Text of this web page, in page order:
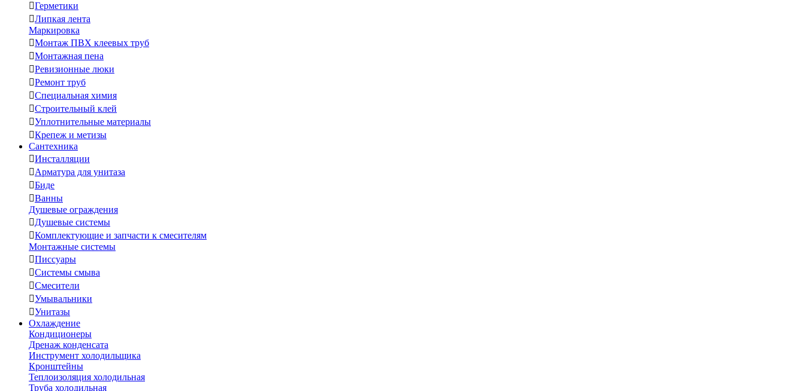
Герметики
Липкая лента
Маркировка
Монтаж ПВХ клеевых труб
Монтажная пена
Ревизионные люки
Ремонт труб
Специальная химия
Строительный клей
Уплотнительные материалы
Крепеж и метизы
Сантехника
Инсталляции
Арматура для унитаза
Биде
Ванны
Душевые ограждения
Душевые системы
Комплектующие и запчасти к смесителям
Монтажные системы
Писсуары
Системы смыва
Смесители
Умывальники
Унитазы
Охлаждение
Кондиционеры
Дренаж конденсата
Инструмент холодильщика
Кронштейны
Теплоизоляция холодильная
Труба холодильная